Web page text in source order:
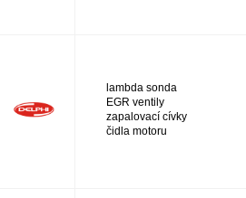
lambda sonda
EGR ventily
zapalovací cívky
čidla motoru